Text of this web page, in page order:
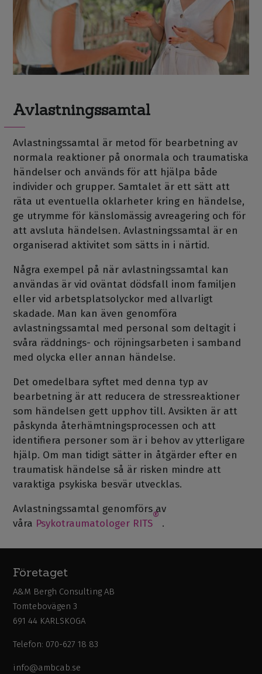
Avlastningssamtal
Avlastningssamtal är metod för bearbetning av
normala reaktioner på onormala och traumatiska
händelser och används för att hjälpa både
individer och grupper. Samtalet är ett sätt att
räta ut eventuella oklarheter kring en händelse,
ge utrymme för känslomässig avreagering och för
att avsluta händelsen. Avlastningssamtal är en
organiserad aktivitet som sätts in i närtid.
Några exempel på när avlastningssamtal kan
användas är vid oväntat dödsfall inom familjen
eller vid arbetsplatsolyckor med allvarligt
skadade. Man kan även genomföra
avlastningssamtal med personal som deltagit i
svåra räddnings- och röjningsarbeten i samband
med olycka eller annan händelse.
Det omedelbara syftet med denna typ av
bearbetning är att reducera de stressreaktioner
som händelsen gett upphov till. Avsikten är att
påskynda återhämtningsprocessen och att
identifiera personer som är i behov av ytterligare
hjälp. Om man tidigt sätter in åtgärder efter en
traumatisk händelse så är risken mindre att
varaktiga psykiska besvär utvecklas.
Avlastningssamtal genomförs av
våra Psykotraumatologer RITS
®
.
Företaget
A&M Bergh Consulting AB
Tomtebovägen 3
691 44 KARLSKOGA
Telefon: 070-627 18 83
info@ambcab.se